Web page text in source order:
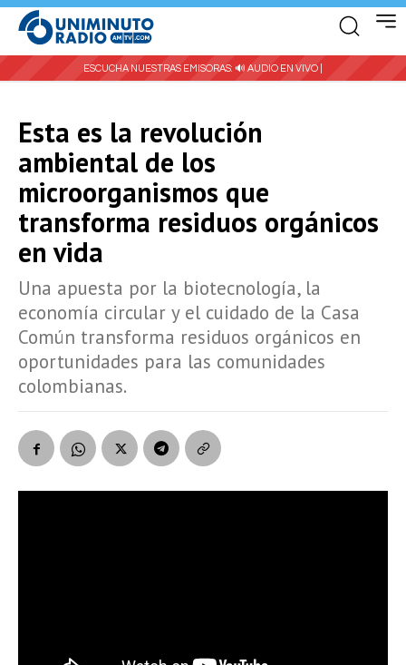
ESCUCHA NUESTRAS EMISORAS: 🔊 AUDIO EN VIVO |
Esta es la revolución
ambiental de los
microorganismos que
transforma residuos orgánicos
en vida
Una apuesta por la biotecnología, la
economía circular y el cuidado de la Casa
Común transforma residuos orgánicos en
oportunidades para las comunidades
colombianas.